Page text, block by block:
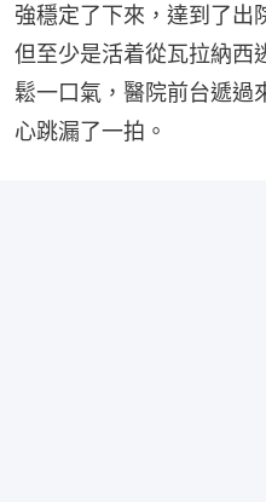
強穩定了下來，達到了出
但至少是活着從瓦拉納西
鬆一口氣，醫院前台遞過
心跳漏了一拍。